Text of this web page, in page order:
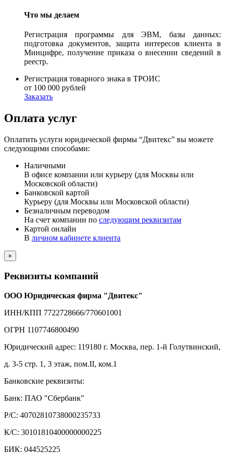
Что мы делаем
Регистрация программы для ЭВМ, базы данных:
подготовка документов, защита интересов клиента в
Минцифре, получение приказа о внесении сведений в
реестр.
Регистрация товарного знака в ТРОИС
от 100 000 рублей
Заказать
Оплата услуг
Оплатить услуги юридической фирмы “Двитекс” вы можете
следующими способами:
Наличными
В офисе компании или курьеру (для Москвы или
Московской области)
Банковской картой
Курьеру (для Москвы или Московской области)
Безналичным переводом
На счет компании по следующим реквизитам
Картой онлайн
В личном кабинете клиента
×
Реквизиты компаний
ООО Юридическая фирма "Двитекс"
ИНН/КПП 7722728666/770601001
ОГРН 1107746800490
Юридический адрес: 119180 г. Москва, пер. 1-й Голутвинский,
д. 3-5 стр. 1, 3 этаж, пом.II, ком.1
Банковские реквизиты:
Банк: ПАО "Сбербанк"
Р/С: 40702810738000235733
К/С: 30101810400000000225
БИК: 044525225